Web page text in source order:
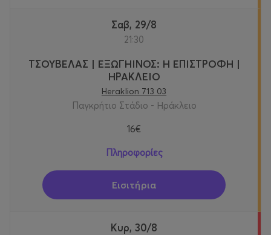
Σαβ, 29/8
21:30
ΤΣΟΥΒΕΛΑΣ | ΕΞΩΓΗΙΝΟΣ: Η ΕΠΙΣΤΡΟΦΗ |
ΗΡΑΚΛΕΙΟ
Heraklion 713 03
Παγκρήτιο Στάδιο - Ηράκλειο
16€
Πληροφορίες
Εισιτήρια
Κυρ, 30/8